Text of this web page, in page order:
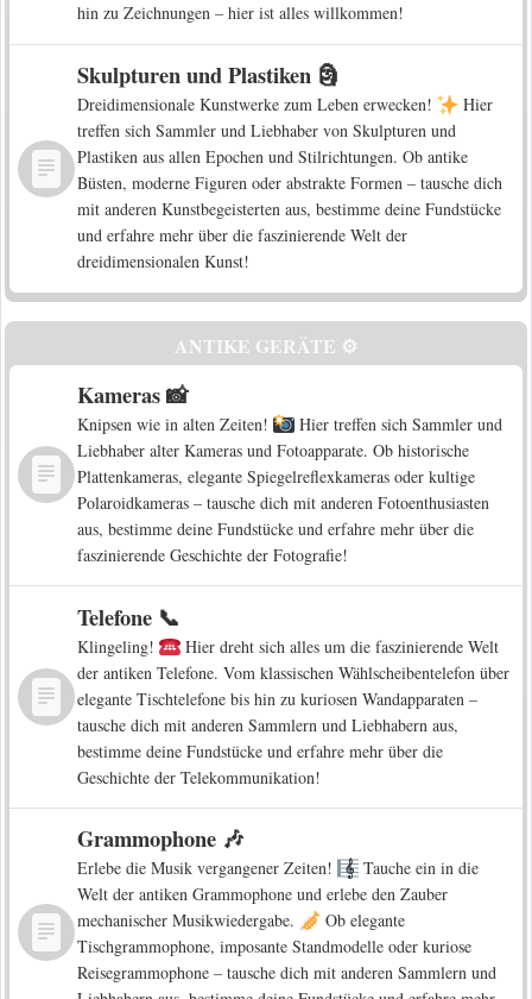
hin zu Zeichnungen – hier ist alles willkommen!
Skulpturen und Plastiken 🗿
Dreidimensionale Kunstwerke zum Leben erwecken!
Hier
treffen sich Sammler und Liebhaber von Skulpturen und
Plastiken aus allen Epochen und Stilrichtungen. Ob antike
Büsten, moderne Figuren oder abstrakte Formen – tausche dich
mit anderen Kunstbegeisterten aus, bestimme deine Fundstücke
und erfahre mehr über die faszinierende Welt der
dreidimensionalen Kunst!
ANTIKE GERÄTE ⚙️
Kameras 📸
Knipsen wie in alten Zeiten!
Hier treffen sich Sammler und
Liebhaber alter Kameras und Fotoapparate. Ob historische
Plattenkameras, elegante Spiegelreflexkameras oder kultige
Polaroidkameras – tausche dich mit anderen Fotoenthusiasten
aus, bestimme deine Fundstücke und erfahre mehr über die
faszinierende Geschichte der Fotografie!
Telefone 📞
Klingeling!
Hier dreht sich alles um die faszinierende Welt
der antiken Telefone. Vom klassischen Wählscheibentelefon über
elegante Tischtelefone bis hin zu kuriosen Wandapparaten –
tausche dich mit anderen Sammlern und Liebhabern aus,
bestimme deine Fundstücke und erfahre mehr über die
Geschichte der Telekommunikation!
Grammophone 🎶
Erlebe die Musik vergangener Zeiten!
Tauche ein in die
Welt der antiken Grammophone und erlebe den Zauber
mechanischer Musikwiedergabe.
Ob elegante
Tischgrammophone, imposante Standmodelle oder kuriose
Reisegrammophone – tausche dich mit anderen Sammlern und